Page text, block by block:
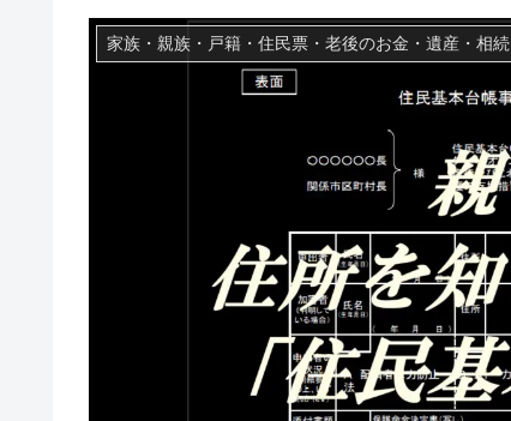
家族・親族・戸籍・住民票・老後のお金・遺産・相続